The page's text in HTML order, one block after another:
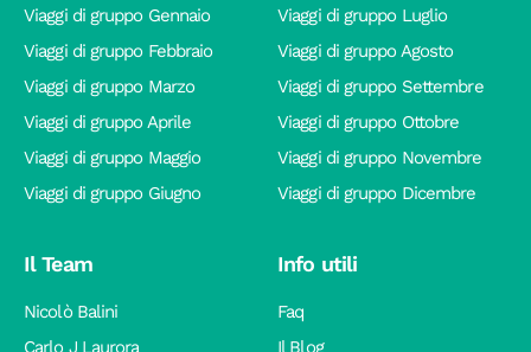
Viaggi di gruppo Gennaio
Viaggi di gruppo Febbraio
Viaggi di gruppo Marzo
Viaggi di gruppo Aprile
Viaggi di gruppo Maggio
Viaggi di gruppo Giugno
Viaggi di gruppo Luglio
Viaggi di gruppo Agosto
Viaggi di gruppo Settembre
Viaggi di gruppo Ottobre
Viaggi di gruppo Novembre
Viaggi di gruppo Dicembre
Il Team
Nicolò Balini
Carlo J Laurora
Info utili
Faq
Il Blog